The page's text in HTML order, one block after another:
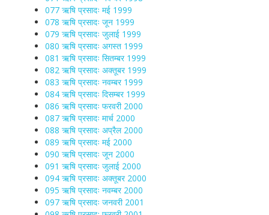
077 ऋषि प्रसादः मई 1999
078 ऋषि प्रसादः जून 1999
079 ऋषि प्रसादः जुलाई 1999
080 ऋषि प्रसादः अगस्त 1999
081 ऋषि प्रसादः सितम्बर 1999
082 ऋषि प्रसादः अक्तूबर 1999
083 ऋषि प्रसादः नवम्बर 1999
084 ऋषि प्रसादः दिसम्बर 1999
086 ऋषि प्रसादः फरवरी 2000
087 ऋषि प्रसादः मार्च 2000
088 ऋषि प्रसादः अप्रैल 2000
089 ऋषि प्रसादः मई 2000
090 ऋषि प्रसादः जून 2000
091 ऋषि प्रसादः जुलाई 2000
094 ऋषि प्रसादः अक्तूबर 2000
095 ऋषि प्रसादः नवम्बर 2000
097 ऋषि प्रसादः जनवरी 2001